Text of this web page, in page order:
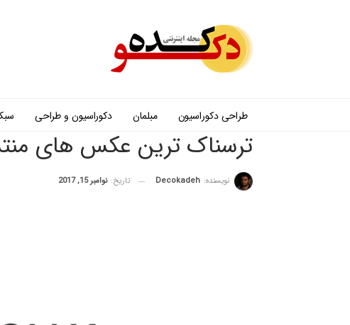
طراحی دکوراسیون مبلمان دکوراسیون و طراحی
ترسناک ترین عکس های
نویسنده: Decokadeh تاریخ: نوامبر 15, 2017